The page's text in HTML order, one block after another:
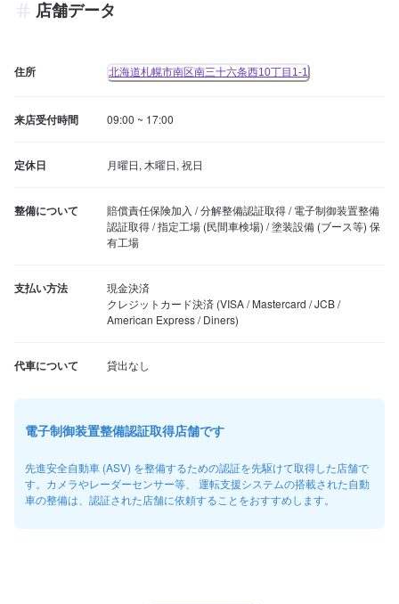
店舗データ
住所 北海道札幌市南区南三十六条西10丁目1-1
来店受付時間 09:00 ~ 17:00
定休日 月曜日, 木曜日, 祝日
整備について
賠償責任保険加入 / 分解整備認証取得 / 電子制御装置整備
認証取得 / 指定工場 (民間車検場) / 塗装設備 (ブース等) 保
有工場
支払い方法
現金決済
クレジットカード決済 (VISA / Mastercard / JCB /
American Express / Diners)
代車について 貸出なし
電子制御装置整備認証取得店舗です
先進安全自動車 (ASV) を整備するための認証を先駆けて取得した店舗で
す。カメラやレーダーセンサー等、 運転支援システムの搭載された自動
車の整備は、認証された店舗に依頼することをおすすめします。